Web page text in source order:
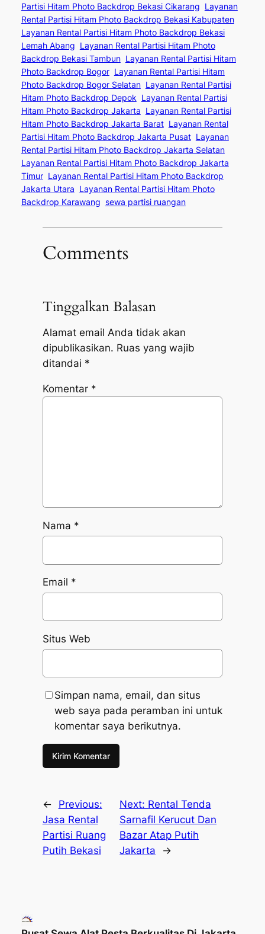
Partisi Hitam Photo Backdrop Bekasi Cikarang Layanan
Rental Partisi Hitam Photo Backdrop Bekasi Kabupaten
Layanan Rental Partisi Hitam Photo Backdrop Bekasi
Lemah Abang Layanan Rental Partisi Hitam Photo
Backdrop Bekasi Tambun Layanan Rental Partisi Hitam
Photo Backdrop Bogor Layanan Rental Partisi Hitam
Photo Backdrop Bogor Selatan Layanan Rental Partisi
Hitam Photo Backdrop Depok Layanan Rental Partisi
Hitam Photo Backdrop Jakarta Layanan Rental Partisi
Hitam Photo Backdrop Jakarta Barat Layanan Rental
Partisi Hitam Photo Backdrop Jakarta Pusat Layanan
Rental Partisi Hitam Photo Backdrop Jakarta Selatan
Layanan Rental Partisi Hitam Photo Backdrop Jakarta
Timur Layanan Rental Partisi Hitam Photo Backdrop
Jakarta Utara Layanan Rental Partisi Hitam Photo
Backdrop Karawang sewa partisi ruangan
Comments
Tinggalkan Balasan
Alamat email Anda tidak akan
dipublikasikan. Ruas yang wajib
ditandai *
Komentar *
Nama *
Email *
Situs Web
Simpan nama, email, dan situs
web saya pada peramban ini untuk
komentar saya berikutnya.
←
Previous:
Jasa Rental
Partisi Ruang
Putih Bekasi
Next: Rental Tenda
Sarnafil Kerucut Dan
Bazar Atap Putih
Jakarta
→